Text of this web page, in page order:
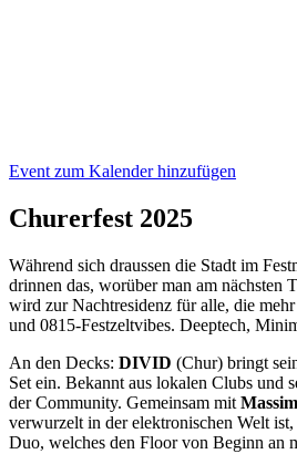
Event zum Kalender hinzufügen
Churerfest 2025
Während sich draussen die Stadt im
drinnen das, worüber man am nächsten
wird zur Nachtresidenz für alle, die
und 0815-Festzeltvibes. Deeptech,
An den Decks: DIVID (Chur) bringt
Set ein. Bekannt aus lokalen Clubs und
der Community. Gemeinsam mit
verwurzelt in der elektronischen Welt
Duo, welches den Floor von Beginn an